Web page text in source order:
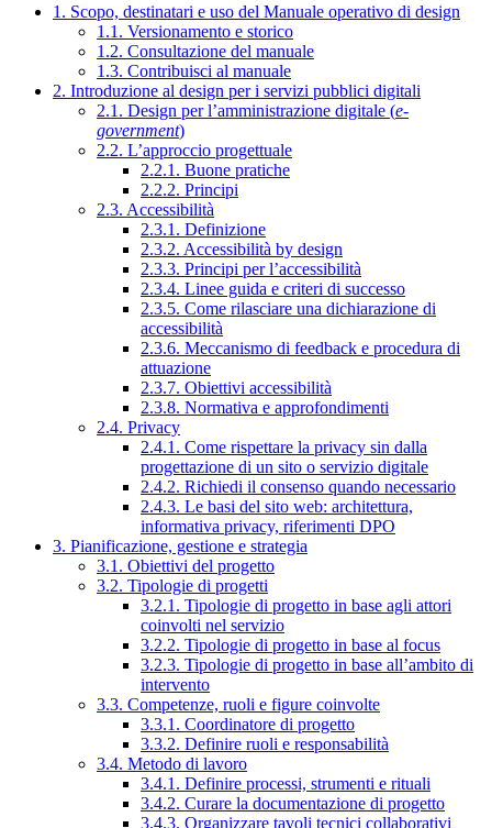
1. Scopo, destinatari e uso del Manuale operativo di design
1.1. Versionamento e storico
1.2. Consultazione del manuale
1.3. Contribuisci al manuale
2. Introduzione al design per i servizi pubblici digitali
2.1. Design per l’amministrazione digitale (e-
government)
2.2. L’approccio progettuale
2.2.1. Buone pratiche
2.2.2. Principi
2.3. Accessibilità
2.3.1. Definizione
2.3.2. Accessibilità by design
2.3.3. Principi per l’accessibilità
2.3.4. Linee guida e criteri di successo
2.3.5. Come rilasciare una dichiarazione di
accessibilità
2.3.6. Meccanismo di feedback e procedura di
attuazione
2.3.7. Obiettivi accessibilità
2.3.8. Normativa e approfondimenti
2.4. Privacy
2.4.1. Come rispettare la privacy sin dalla
progettazione di un sito o servizio digitale
2.4.2. Richiedi il consenso quando necessario
2.4.3. Le basi del sito web: architettura,
informativa privacy, riferimenti DPO
3. Pianificazione, gestione e strategia
3.1. Obiettivi del progetto
3.2. Tipologie di progetti
3.2.1. Tipologie di progetto in base agli attori
coinvolti nel servizio
3.2.2. Tipologie di progetto in base al focus
3.2.3. Tipologie di progetto in base all’ambito di
intervento
3.3. Competenze, ruoli e figure coinvolte
3.3.1. Coordinatore di progetto
3.3.2. Definire ruoli e responsabilità
3.4. Metodo di lavoro
3.4.1. Definire processi, strumenti e rituali
3.4.2. Curare la documentazione di progetto
3.4.3. Organizzare tavoli tecnici collaborativi